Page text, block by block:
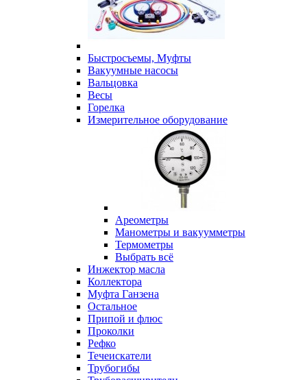
Быстросъемы, Муфты
Вакуумные насосы
Вальцовка
Весы
Горелка
Измерительное оборудование
Ареометры
Манометры и вакуумметры
Термометры
Выбрать всё
Инжектор масла
Коллектора
Муфта Ганзена
Остальное
Припой и флюс
Проколки
Рефко
Течеискатели
Трубогибы